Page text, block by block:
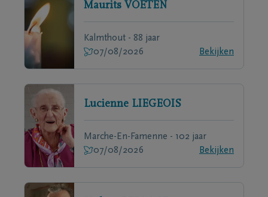
Maurits VOETEN
Kalmthout - 88 jaar
07/08/2026
Bekijken
Lucienne LIEGEOIS
Marche-En-Famenne - 102 jaar
07/08/2026
Bekijken